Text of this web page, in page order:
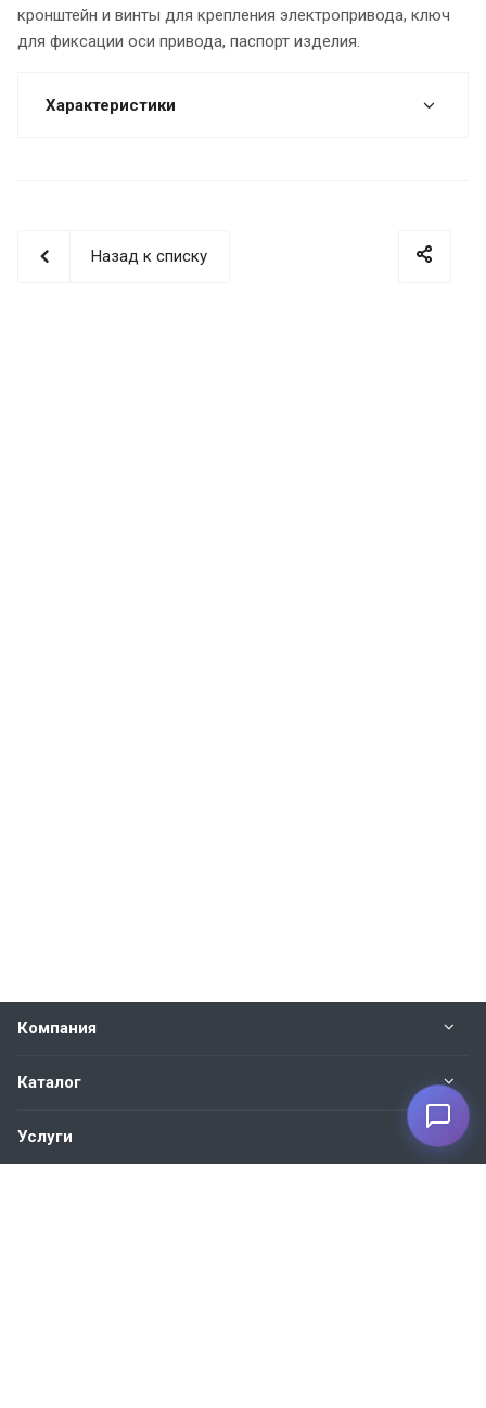
кронштейн и винты для крепления электропривода, ключ
для фиксации оси привода, паспорт изделия.
Характеристики
Назад к списку
Компания
Каталог
Услуги